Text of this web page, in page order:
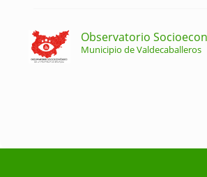
Observatorio
Municipio de Valdecaballeros